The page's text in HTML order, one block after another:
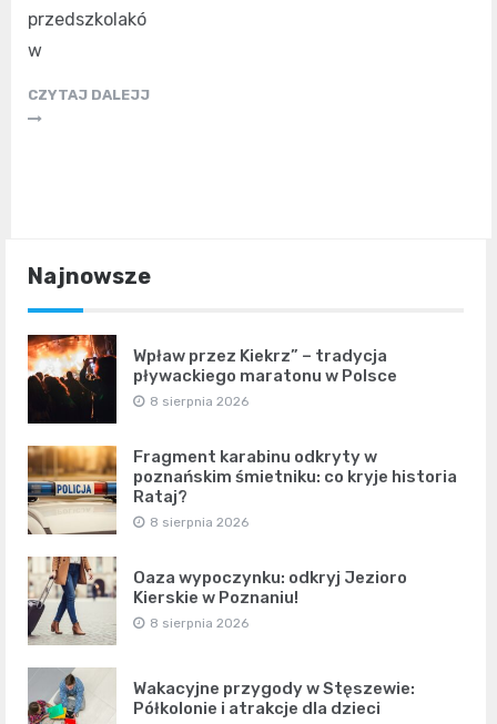
przedszkolakó
w
CZYTAJ DALEJJ
Najnowsze
Wpław przez Kiekrz” – tradycja
pływackiego maratonu w Polsce
8 sierpnia 2026
Fragment karabinu odkryty w
poznańskim śmietniku: co kryje historia
Rataj?
8 sierpnia 2026
Oaza wypoczynku: odkryj Jezioro
Kierskie w Poznaniu!
8 sierpnia 2026
Wakacyjne przygody w Stęszewie:
Półkolonie i atrakcje dla dzieci